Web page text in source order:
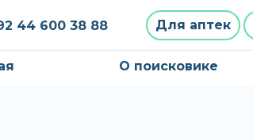
44 600 38 88 Для аптек
О поисковике